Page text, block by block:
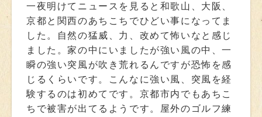
一夜明けてニュースを見ると和歌山、大阪、
京都と関西のあちこちでひどい事になってま
した。自然の猛威、力、改めて怖いなと感じ
ました。家の中にいましたが強い風の中、一
瞬の強い突風が吹き荒れるんですが恐怖を感
じるくらいです。こんなに強い風、突風を経
験するのは初めてです。京都市内でもあちこ
ちで被害が出てるようです。屋外のゴルフ練